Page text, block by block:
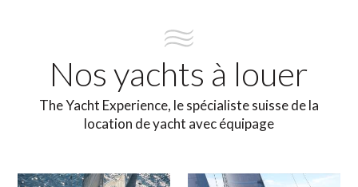
Nos yachts à louer
The Yacht Experience, le spécialiste suisse de la
location de yacht avec équipage